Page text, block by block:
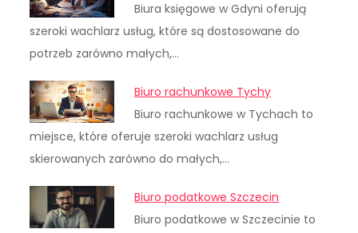
Biura księgowe w Gdyni oferują
szeroki wachlarz usług, które są dostosowane do
potrzeb zarówno małych,…
Biuro rachunkowe Tychy
Biuro rachunkowe w Tychach to
miejsce, które oferuje szeroki wachlarz usług
skierowanych zarówno do małych,…
Biuro podatkowe Szczecin
Biuro podatkowe w Szczecinie to